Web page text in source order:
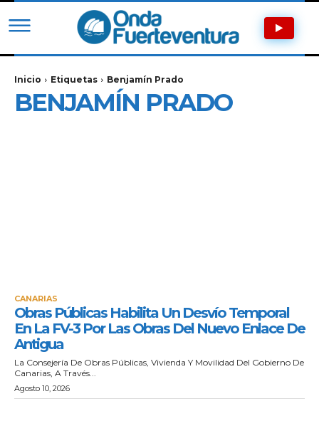
Inicio Etiquetas Benjamín Prado
BENJAMÍN PRADO
CANARIAS
Obras Públicas Habilita Un Desvío Temporal
En La FV-3 Por Las Obras Del Nuevo Enlace De
Antigua
La Consejería De Obras Públicas, Vivienda Y Movilidad Del Gobierno De
Canarias, A Través...
Agosto 10, 2026